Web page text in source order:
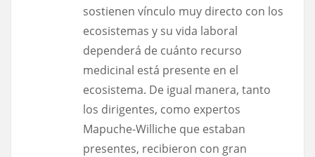
sostienen vínculo muy directo con los
ecosistemas y su vida laboral
dependerá de cuánto recurso
medicinal está presente en el
ecosistema. De igual manera, tanto
los dirigentes, como expertos
Mapuche-Williche que estaban
presentes, recibieron con gran